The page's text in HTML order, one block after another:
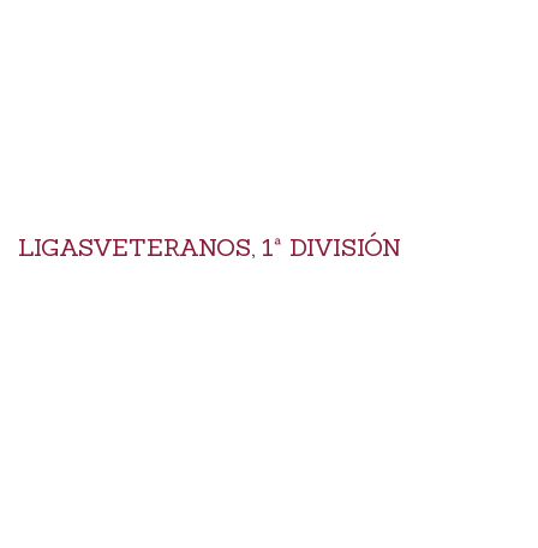
LIGASVETERANOS, 1ª DIVISIÓN